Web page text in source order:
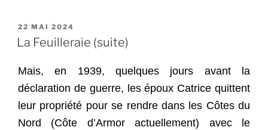
PUBLIÉ
LE
22 MAI 2024
La Feuilleraie (suite)
Mais, en 1939, quelques jours avant la
déclaration de guerre, les époux Catrice quittent
leur propriété pour se rendre dans les Côtes du
Nord (Côte d’Armor actuellement) avec le